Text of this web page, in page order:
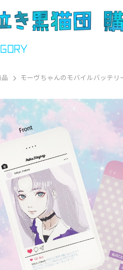
モーヴちゃんのモバイルバッテリ